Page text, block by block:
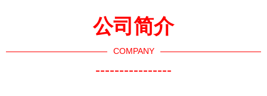
公司简介
COMPANY
----------------